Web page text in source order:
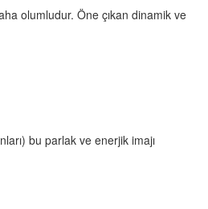
olumludur. Öne çıkan dinamik ve
bu parlak ve enerjik imajı